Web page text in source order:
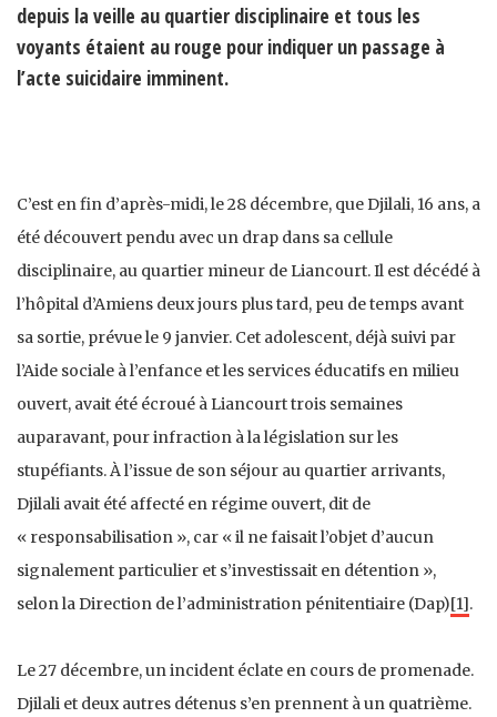
depuis la veille au quartier disciplinaire et tous les
voyants étaient au rouge pour indiquer un passage à
l’acte suicidaire imminent.
C’est en fin d’après-midi, le 28 décembre, que Djilali, 16 ans, a
été découvert pendu avec un drap dans sa cellule
disciplinaire, au quartier mineur de Liancourt. Il est décédé à
l’hôpital d’Amiens deux jours plus tard, peu de temps avant
sa sortie, prévue le 9 janvier. Cet adolescent, déjà suivi par
l’Aide sociale à l’enfance et les services éducatifs en milieu
ouvert, avait été écroué à Liancourt trois semaines
auparavant, pour infraction à la législation sur les
stupéfiants. À l’issue de son séjour au quartier arrivants,
Djilali avait été affecté en régime ouvert, dit de
« responsabilisation », car « il ne faisait l’objet d’aucun
signalement particulier et s’investissait en détention »,
selon la Direction de l’administration pénitentiaire (Dap)[1].
Le 27 décembre, un incident éclate en cours de promenade.
Djilali et deux autres détenus s’en prennent à un quatrième.